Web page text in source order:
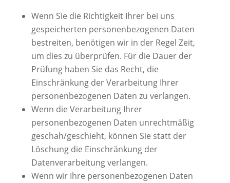
Wenn Sie die Richtigkeit Ihrer bei uns
gespeicherten personenbezogenen Daten
bestreiten, benötigen wir in der Regel Zeit,
um dies zu überprüfen. Für die Dauer der
Prüfung haben Sie das Recht, die
Einschränkung der Verarbeitung Ihrer
personenbezogenen Daten zu verlangen.
Wenn die Verarbeitung Ihrer
personenbezogenen Daten unrechtmäßig
geschah/geschieht, können Sie statt der
Löschung die Einschränkung der
Datenverarbeitung verlangen.
Wenn wir Ihre personenbezogenen Daten